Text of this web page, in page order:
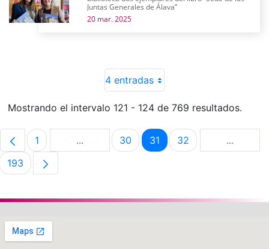
Juntas Generales de Álava”
20 mar. 2025
4 entradas
Mostrando el intervalo 121 - 124 de 769 resultados.
Página
1 ...Páginas intermedias Use TAB para
Página
30 Página
31 Página
32 ...Páginas
Página
193